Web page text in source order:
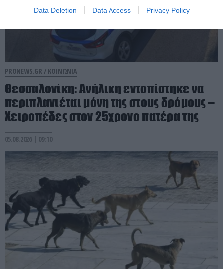
Data Deletion Data Access Privacy Policy
PRONEWS.GR / ΚΟΙΝΩΝΙΑ
Θεσσαλονίκη: Ανήλικη εντοπίστηκε να
περιπλανιέται μόνη της στους δρόμους –
Χειροπέδες στον 25χρονο πατέρα της
05.08.2026 | 09:10